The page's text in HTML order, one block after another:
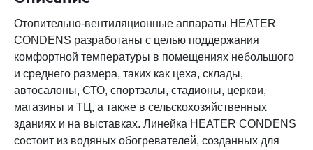
Отопительно-вентиляционные аппараты HEATER
CONDENS разработаны с целью поддержания
комфортной температуры в помещениях небольшого
и среднего размера, таких как цеха, склады,
автосалоны, СТО, спортзалы, стадионы, церкви,
магазины и ТЦ, а также в сельскохозяйственных
зданиях и на выставках. Линейка HEATER CONDENS
состоит из водяных обогревателей, созданных для